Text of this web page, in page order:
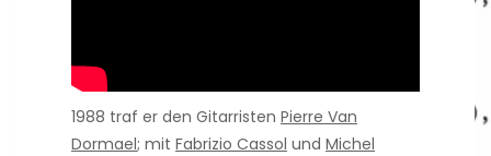
1988 traf er den Gitarristen Pierre Van
Dormael; mit Fabrizio Cassol und Michel